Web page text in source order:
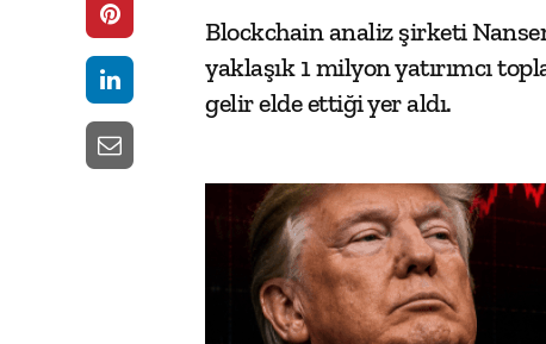
Blockchain analiz şirketi
yaklaşık 1 milyon yatırımcı
gelir elde ettiği yer aldı.